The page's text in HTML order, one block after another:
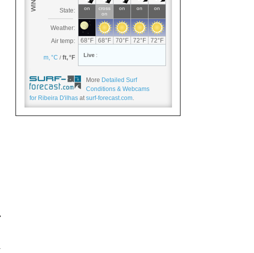
More Detailed Surf
Conditions & Webcams
for Ribeira D'ilhas at surf-forecast.com.